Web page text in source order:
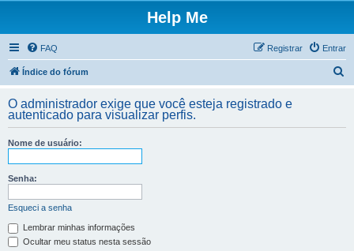
Help Me
FAQ Entrar
Registrar
Índice do fórum
q
O administrador exige que você esteja registrado e
autenticado para visualizar perfis.
Nome de usuário:
Senha:
Esqueci a senha
Lembrar minhas informações
Ocultar meu status nesta sessão